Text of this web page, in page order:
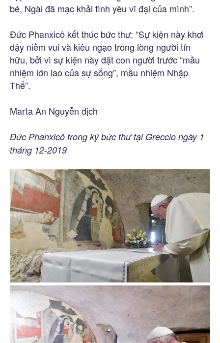
bé, Ngài đã mạc khải tình yêu vĩ đại của mình”.
Đức Phanxicô kết thúc bức thư: “Sự kiện này khơi
dậy niềm vui và kiêu ngạo trong lòng người tín
hữu, bởi vì sự kiện này đặt con người trước “mầu
nhiệm lớn lao của sự sống”, mầu nhiệm Nhập
Thể”.
Marta An Nguyễn dịch
Đức Phanxicô trong ký bức thư tại Greccio ngày 1
tháng 12-2019